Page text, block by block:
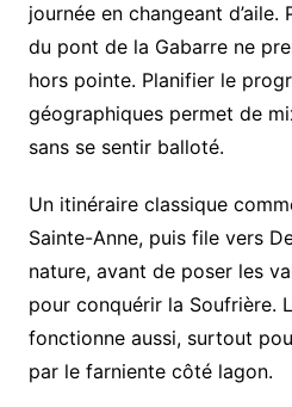
journée en changeant
du pont de la Gabarre ne
hors pointe. Planifier le
géographiques permet de
sans se sentir balloté.
Un itinéraire classique
Sainte-Anne, puis file vers
nature, avant de poser les
pour conquérir la Soufrière.
fonctionne aussi, surtout
par le farniente côté lagon.